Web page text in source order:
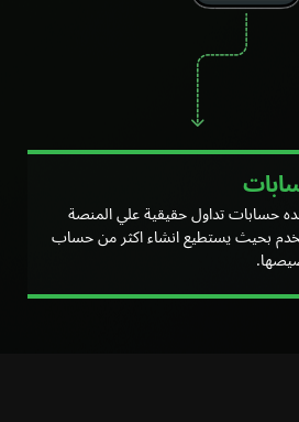
حسابات تداول حقيقية علي المنصة
بحيث يستطيع انشاء اكثر من حساب